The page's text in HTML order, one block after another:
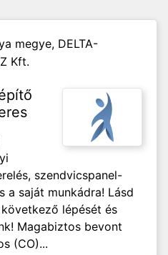
megye, DELTA-
Kft.
szendvicspanel-
a saját munkádra! Lásd
lépését és
Magabiztos bevont
(CO)...